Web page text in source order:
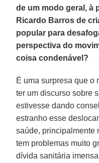
de um modo geral, à
Ricardo Barros de
popular para
perspectiva do
coisa condenável?
É uma surpresa que o
ter um discurso sobre
estivesse dando
estranho esse
saúde, principalmente
tem problemas muito
dívida sanitária